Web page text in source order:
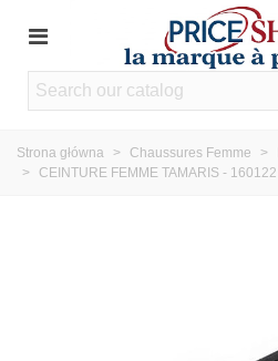
Strona główna > Chaussures Femme >
>
CEINTURE FEMME TAMARIS - 160122